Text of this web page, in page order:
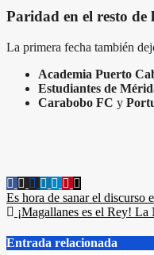
Paridad en el resto
La primera fecha también
Academia Puerto
Estudiantes de
Carabobo FC y
Navegación
de
entradas
Es hora de sanar el discurso
¡Magallanes es el Rey!
Entrada relacionada